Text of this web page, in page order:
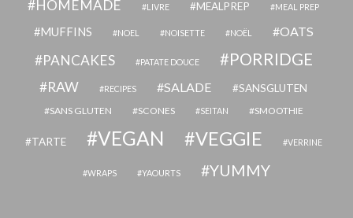
HOMEMADE LIVRE MEALPREP MEAL PREP
MUFFINS NOEL NOISETTE NOËL OATS
PANCAKES PATATE DOUCE PORRIDGE
RAW RECIPES SALADE SANSGLUTEN
SANS GLUTEN SCONES SEITAN SMOOTHIE
TARTE VEGAN VEGGIE VERRINE
WRAPS YAOURTS YUMMY